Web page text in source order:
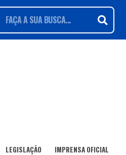
LEGISLAÇÃO IMPRENSA OFICIAL